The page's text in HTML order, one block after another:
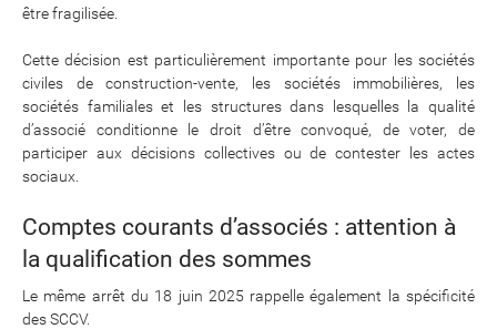
être fragilisée.
Cette décision est particulièrement importante pour les sociétés
civiles de construction-vente, les sociétés immobilières, les
sociétés familiales et les structures dans lesquelles la qualité
d’associé conditionne le droit d’être convoqué, de voter, de
participer aux décisions collectives ou de contester les actes
sociaux.
Comptes courants d’associés : attention à
la qualification des sommes
Le même arrêt du 18 juin 2025 rappelle également la spécificité
des SCCV.